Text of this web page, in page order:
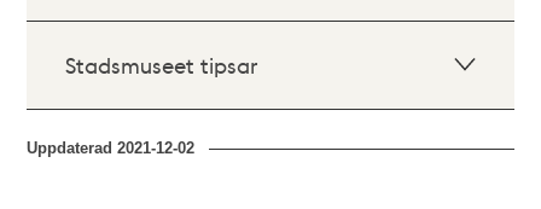
Stadsmuseet tipsar
Uppdaterad2021-12-02